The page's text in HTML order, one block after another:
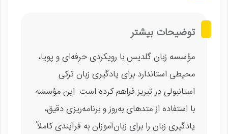
توضیحات بیشتر
مؤسسه زبان گلدیس با رویکردی حرفه‌ای و پویا،
محیطی استاندارد برای یادگیری زبان ترکی
استانبولی در تبریز فراهم کرده است. این مؤسسه
با استفاده از متدهای به‌روز و برنامه‌ریزی دقیق،
یادگیری زبان را برای زبان‌آموزان به فرآیندی کاملاً